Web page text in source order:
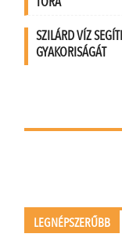
SZILÁRD VÍZ
GYAKORISÁGÁT
LEGNÉPSZERŰBB